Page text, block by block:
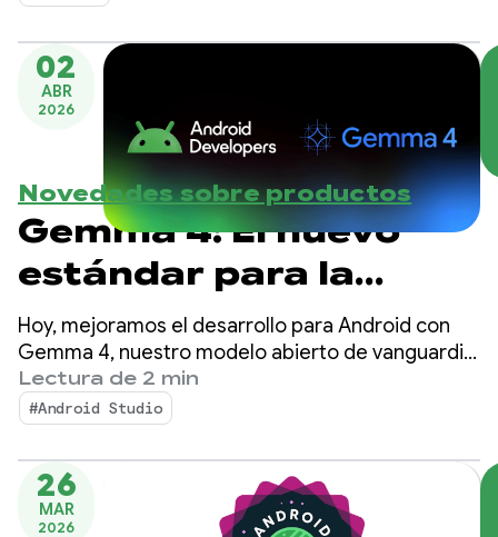
02
ABR
2026
Novedades sobre productos
Gemma 4: El nuevo
estándar para la
inteligencia artificial
de agentes locales en
Android
Hoy, mejoramos el desarrollo para Android con
Gemma 4, nuestro modelo abierto de vanguardia
más reciente, diseñado con capacidades
complejas de razonamiento y de llamada a
herramientas autónomas.
Lectura de 2 min
#Android Studio
26
MAR
2026